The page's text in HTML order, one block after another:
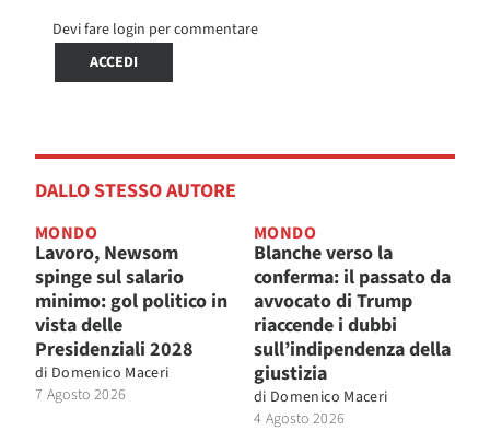
Devi fare login per commentare
ACCEDI
DALLO STESSO AUTORE
MONDO
Lavoro, Newsom
spinge sul salario
minimo: gol politico in
vista delle
Presidenziali 2028
di Domenico Maceri
7 Agosto 2026
MONDO
Blanche verso la
conferma: il passato da
avvocato di Trump
riaccende i dubbi
sull’indipendenza della
giustizia
di Domenico Maceri
4 Agosto 2026